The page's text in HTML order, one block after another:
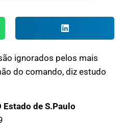
ignorados pelos mais
do comando, diz estudo
Estado de S.Paulo